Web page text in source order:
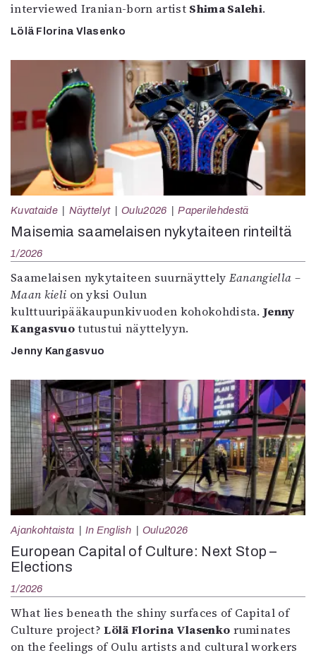
interviewed Iranian-born artist Shima Salehi.
Lölä Florina Vlasenko
Kuvataide Näyttelyt Oulu2026 Paperilehdestä
Maisemia saamelaisen nykytaiteen rinteiltä
1/2026
Saamelaisen nykytaiteen suurnäyttely Eanangiella –
Maan kieli on yksi Oulun
kulttuuripääkaupunkivuoden kohokohdista.Jenny
Kangasvuotutustui näyttelyyn.
Jenny Kangasvuo
Ajankohtaista In English Oulu2026
European Capital of Culture: Next Stop –
Elections
1/2026
What lies beneath the shiny surfaces of Capital of
Culture project?Lölä Florina Vlasenko ruminates
on the feelings of Oulu artists and cultural workers